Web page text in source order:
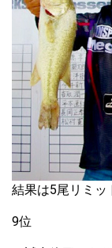
結果は5尾リミ
9位